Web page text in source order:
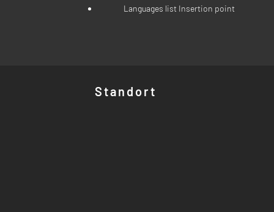
Languages list Insertion point
Standort